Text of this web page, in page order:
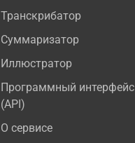
Транскрибатор
Суммаризатор
Иллюстратор
Программный интерфейс
(API)
О сервисе